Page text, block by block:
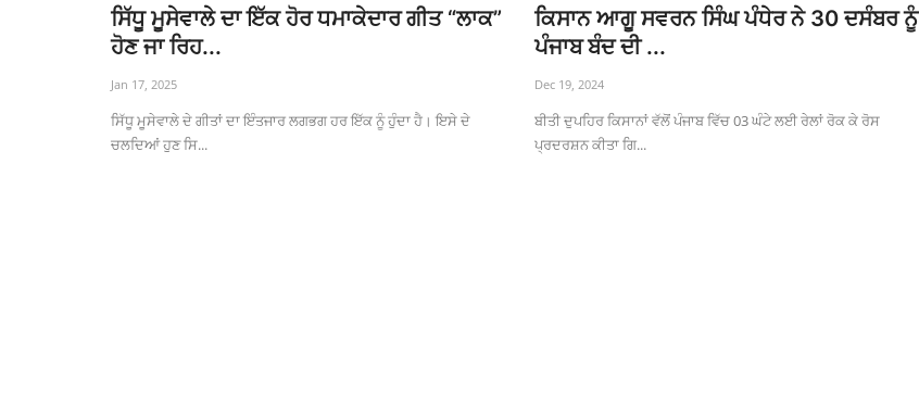
ਸਿੱਧੂ ਮੂਸੇਵਾਲੇ ਦਾ ਇੱਕ ਹੋਰ ਧਮਾਕੇਦਾਰ ਗੀਤ “ਲਾਕ”
ਹੋਣ ਜਾ ਰਿਹ...
Jan 17, 2025
ਸਿੱਧੂ ਮੂਸੇਵਾਲੇ ਦੇ ਗੀਤਾਂ ਦਾ ਇੰਤਜਾਰ ਲਗਭਗ ਹਰ ਇੱਕ ਨੂੰ ਹੁੰਦਾ ਹੈ। ਇਸੇ ਦੇ
ਚਲਦਿਆਂ ਹੁਣ ਸਿ...
ਕਿਸਾਨ ਆਗੂ ਸਵਰਨ ਸਿੰਘ ਪੰਧੇਰ ਨੇ 30 ਦਸੰਬਰ ਨੂੰ
ਪੰਜਾਬ ਬੰਦ ਦੀ ...
Dec 19, 2024
ਬੀਤੀ ਦੁਪਹਿਰ ਕਿਸਾਨਾਂ ਵੱਲੋਂ ਪੰਜਾਬ ਵਿੱਚ 03 ਘੰਟੇ ਲਈ ਰੇਲਾਂ ਰੋਕ ਕੇ ਰੋਸ
ਪ੍ਰਦਰਸ਼ਨ ਕੀਤਾ ਗਿ...